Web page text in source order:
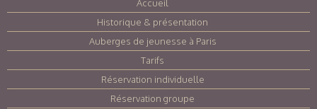
Accueil
Historique & présentation
Auberges de jeunesse à Paris
Tarifs
Réservation individuelle
Réservation groupe